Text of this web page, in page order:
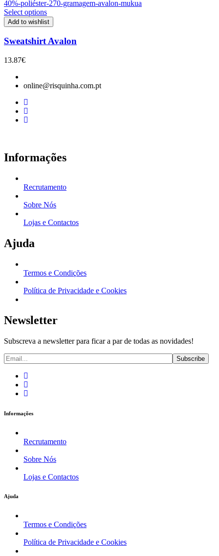
Select options
Add to wishlist
Sweatshirt Avalon
13.87€
online@risquinha.com.pt
Informações
Recrutamento
Sobre Nós
Lojas e Contactos
Ajuda
Termos e Condições
Política de Privacidade e Cookies
Newsletter
Subscreva a newsletter para ficar a par de todas as novidades!
Informações
Recrutamento
Sobre Nós
Lojas e Contactos
Ajuda
Termos e Condições
Política de Privacidade e Cookies